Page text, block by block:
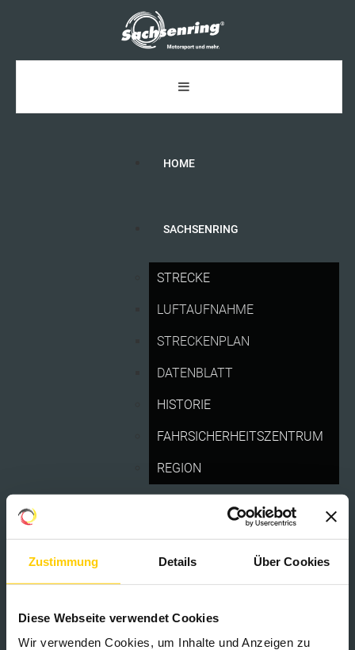
Zustimmung Details Über Cookies
Diese Webseite verwendet Cookies
Wir verwenden Cookies, um Inhalte und Anzeigen zu
HOME
SACHSENRING
STRECKE
LUFTAUFNAHME
STRECKENPLAN
DATENBLATT
HISTORIE
FAHRSICHERHEITSZENTRUM
REGION
EVENTS 2026
EURO MOTO
DTM 11. — 13. SEPTEMBER 2026
» Infos und Tickets unter: DTM.COM